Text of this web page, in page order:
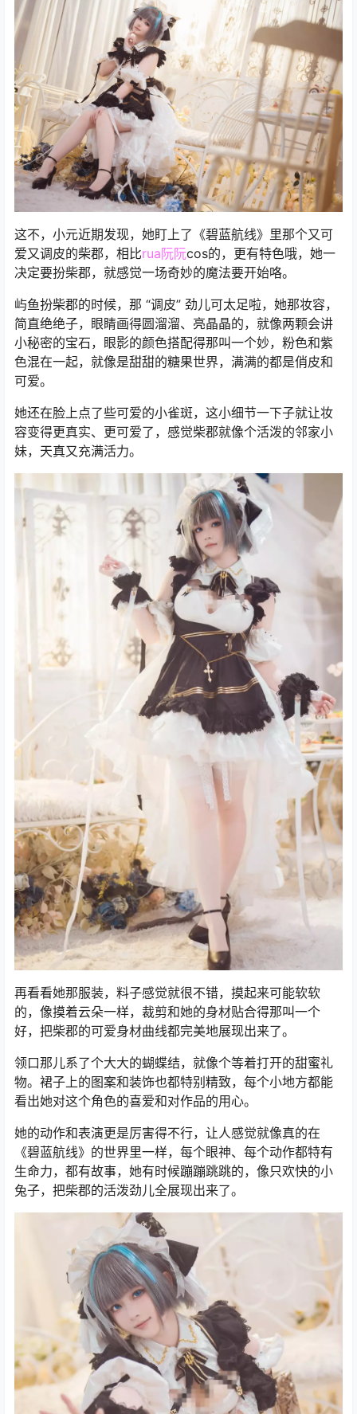
这不，小元近期发现，她盯上了《碧蓝航线》里那个又可
爱又调皮的柴郡，相比rua阮阮cos的，更有特色哦，她一
决定要扮柴郡，就感觉一场奇妙的魔法要开始咯。
屿鱼扮柴郡的时候，那 “调皮” 劲儿可太足啦，她那妆容，
简直绝绝子，眼睛画得圆溜溜、亮晶晶的，就像两颗会讲
小秘密的宝石，眼影的颜色搭配得那叫一个妙，粉色和紫
色混在一起，就像是甜甜的糖果世界，满满的都是俏皮和
可爱。
她还在脸上点了些可爱的小雀斑，这小细节一下子就让妆
容变得更真实、更可爱了，感觉柴郡就像个活泼的邻家小
妹，天真又充满活力。
再看看她那服装，料子感觉就很不错，摸起来可能软软
的，像摸着云朵一样，裁剪和她的身材贴合得那叫一个
好，把柴郡的可爱身材曲线都完美地展现出来了。
领口那儿系了个大大的蝴蝶结，就像个等着打开的甜蜜礼
物。裙子上的图案和装饰也都特别精致，每个小地方都能
看出她对这个角色的喜爱和对作品的用心。
她的动作和表演更是厉害得不行，让人感觉就像真的在
《碧蓝航线》的世界里一样，每个眼神、每个动作都特有
生命力，都有故事，她有时候蹦蹦跳跳的，像只欢快的小
兔子，把柴郡的活泼劲儿全展现出来了。